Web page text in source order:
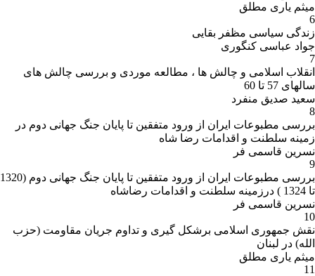
میثم یاری مطلق
6
زندگی سیاسی مظفر بقایی
جواد عباسی کنگوری
7
انقلاب اسلامی و چالش ها ، مطالعه موردی و بررسی چالش های
سالهای 57 تا 60
سعید صدیق منفرد
8
بررسی مطبوعات ایران از ورود متفقین تا پایان جنگ جهانی دوم در
زمینه سلطنت و اقدامات رضا شاه
نسرین قاسمی فر
9
بررسی مطبوعات ایران از ورود متفقین تا پایان جنگ جهانی دوم (1320
تا 1324 ) درزمینه سلطنت و اقدامات رضاشاه
نسرین قاسمی فر
10
نقش جمهوری اسلامی برشکل گیری و تداوم جریان مقاومت (حزب
الله) در لبنان
میثم یاری مطلق
11